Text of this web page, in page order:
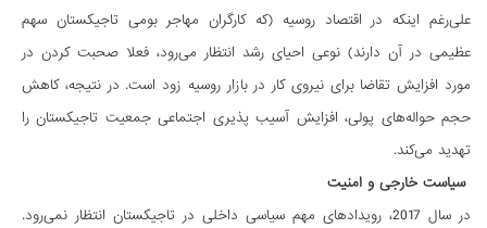
علی‌رغم اینکه در اقتصاد روسیه (که کارگران مهاجر بومی تاجیکستان سهم
عظیمی در آن دارند) نوعی احیای رشد انتظار می‌رود، فعلا صحبت کردن در
مورد افزایش تقاضا برای نیروی کار در بازار روسیه زود است. در نتیجه، کاهش
حجم حواله‌های پولی، افزایش آسیب پذیری اجتماعی جمعیت تاجیکستان را
تهدید می‌کند.
سیاست خارجی و امنیت
در سال 2017، رویدادهای مهم سیاسی داخلی در تاجیکستان انتظار نمی‌رود.